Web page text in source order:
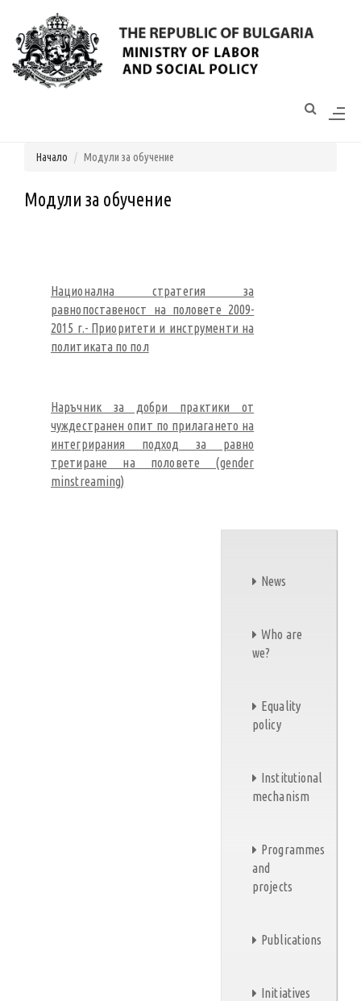
Моля,
обърнете
достъпност.
Начало Модули за обучение
Модули за обучение
Национална стратегия за
равнопоставеност на половете 2009-
2015 г.- Приоритети и инструменти на
политиката по пол
Наръчник за добри практики от
чуждестранен опит по прилагането на
интегрирания подход за равно
третиране на половете (gender
minstreaming)
News
Who are
we?
Equality
policy
Institutional
mechanism
Programmes
and
projects
Publications
Initiatives